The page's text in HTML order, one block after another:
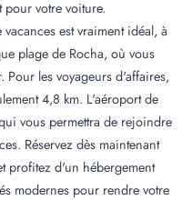
votre voiture.
est vraiment idéal, à
plage de Rocha, où vous
les voyageurs d'affaires,
4,8 km. L'aéroport de
vous permettra de rejoindre
Réservez dès maintenant
profitez d'un hébergement
modernes pour rendre votre